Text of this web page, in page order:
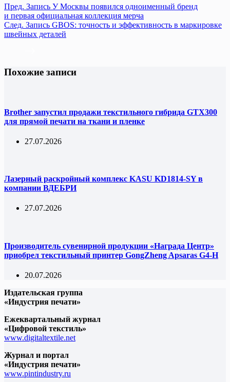
Пред. Запись У Москвы появился одноименный бренд
и первая официальная коллекция мерча
След. Запись GBOS: точность и эффективность в маркировке
швейных деталей
Похожие записи
Brother запустил продажи текстильного гибрида GTX300
для прямой печати на ткани и пленке
27.07.2026
Лазерный раскройный комплекс KASU KD1814-SY в
компании ВДЕБРИ
27.07.2026
Производитель сувенирной продукции «Награда Центр»
приобрел текстильный принтер GongZheng Apsaras G4-H
20.07.2026
Издательская группа
«Индустрия печати»
Ежеквартальный журнал
«Цифровой текстиль»
www.digitaltextile.net
Журнал и портал
«Индустрия печати»
www.pintindustry.ru